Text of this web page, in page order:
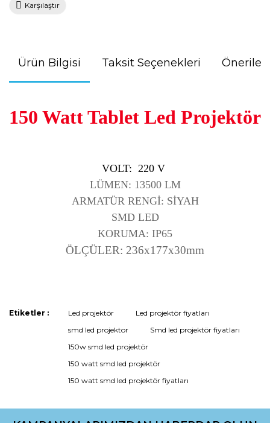
Karşılaştır
Ürün Bilgisi Taksit Seçenekleri
150 Watt Tablet Led Projektör
VOLT: 220 V
LÜMEN: 13500 LM
ARMATÜR RENGİ: SİYAH
SMD LED
KORUMA: IP65
ÖLÇÜLER: 236x177x30mm
Bu ürünün fiyat bilgisi, resim, ürün açıklamalarında ve diğer
kullanarak tarafımıza iletebilirsiniz.
Görüş ve önerileriniz için teşekkür ederiz.
Ürün bilgilerinde hatalar bulunuyor.
Etiketler : Led projektör
Led projektör fiyatları
smd led projektor
Smd led projektör fiyatları
150w smd led projektör
150 watt smd led projektör
150 watt smd led projektör fiyatları